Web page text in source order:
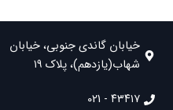
خیابان گاندی جنوبی، خیابان
شهاب(یازدهم)، پلاک ۱۹
۴۳۴۱۷ - 021